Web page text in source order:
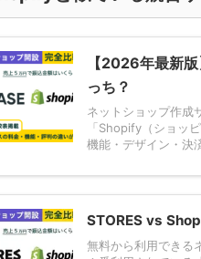
【2026年最新
っち？
ネットショップ作成
「Shopify（ショッ
機能・デザイン・決
STORES vs
無料から利用できる